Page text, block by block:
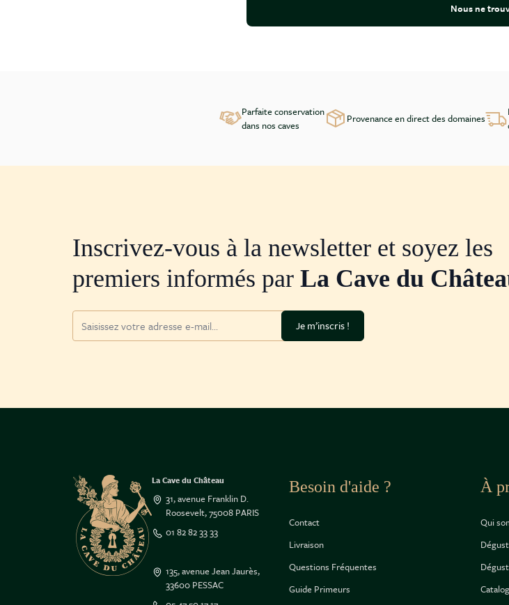
Nous ne
Parfaite conservation
dans nos caves
Provenance en direct des domaines
Inscrivez-vous à la newsletter et soyez les
premiers informés par La Cave du
Je m’inscris !
La Cave du Château
31, avenue Franklin D.
Roosevelt, 75008 PARIS
01 82 82 33 33
135, avenue Jean Jaurès,
33600 PESSAC
Besoin d'aide ?
Contact
Livraison
Questions Fréquentes
Guide Primeurs
À
Qui